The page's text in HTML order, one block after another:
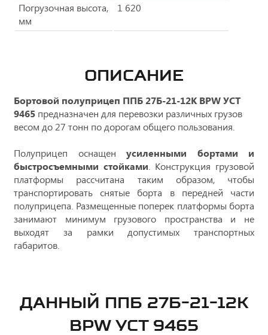
Погрузочная высота,
мм
1 620
ОПИСАНИЕ
Бортовой полуприцеп ППБ 27Б-21-12К BPW УСТ
9465 предназначен для перевозки различных грузов
весом до 27 тонн по дорогам общего пользования.
Полуприцеп оснащен усиленными бортами и
быстросъемными стойками . Конструкция грузовой
платформы рассчитана таким образом, чтобы
транспортировать снятые борта в передней части
полуприцепа. Размещенные поперек платформы борта
занимают минимум грузового пространства и не
выходят за рамки допустимых транспортных
габаритов.
ДАННЫЙ ППБ 27Б-21-12К
BPW УСТ 9465